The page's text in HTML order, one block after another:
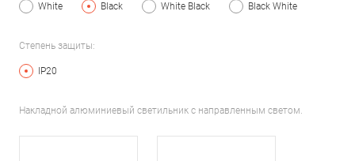
White Black White Black Black White
Степень защиты:
IP20
Накладной алюминиевый светильник с направленным светом.